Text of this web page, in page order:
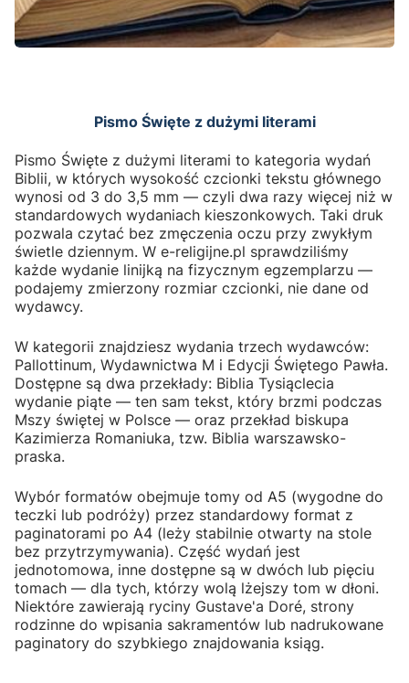
Pismo Święte z dużymi literami
Pismo Święte z dużymi literami to kategoria wydań
Biblii, w których wysokość czcionki tekstu głównego
wynosi od 3 do 3,5 mm — czyli dwa razy więcej niż w
standardowych wydaniach kieszonkowych. Taki druk
pozwala czytać bez zmęczenia oczu przy zwykłym
świetle dziennym. W e-religijne.pl sprawdziliśmy
każde wydanie linijką na fizycznym egzemplarzu —
podajemy zmierzony rozmiar czcionki, nie dane od
wydawcy.
W kategorii znajdziesz wydania trzech wydawców:
Pallottinum, Wydawnictwa M i Edycji Świętego Pawła.
Dostępne są dwa przekłady: Biblia Tysiąclecia
wydanie piąte — ten sam tekst, który brzmi podczas
Mszy świętej w Polsce — oraz przekład biskupa
Kazimierza Romaniuka, tzw. Biblia warszawsko-
praska.
Wybór formatów obejmuje tomy od A5 (wygodne do
teczki lub podróży) przez standardowy format z
paginatorami po A4 (leży stabilnie otwarty na stole
bez przytrzymywania). Część wydań jest
jednotomowa, inne dostępne są w dwóch lub pięciu
tomach — dla tych, którzy wolą lżejszy tom w dłoni.
Niektóre zawierają ryciny Gustave'a Doré, strony
rodzinne do wpisania sakramentów lub nadrukowane
paginatory do szybkiego znajdowania ksiąg.